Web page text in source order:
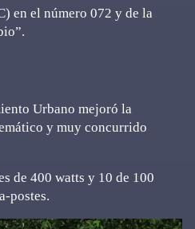
en el número 072 y de la
Urbano mejoró la
y muy concurrido
de 400 watts y 10 de 100
postes.